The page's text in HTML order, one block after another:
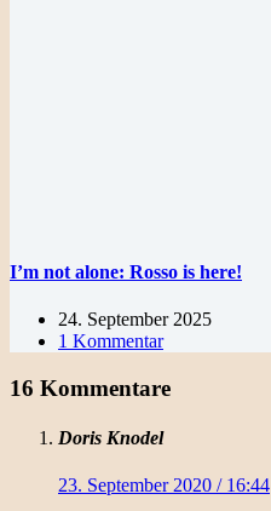
I’m not alone: Rosso is here!
24. September 2025
1 Kommentar
16 Kommentare
Doris Knodel
23. September 2020 / 16:44